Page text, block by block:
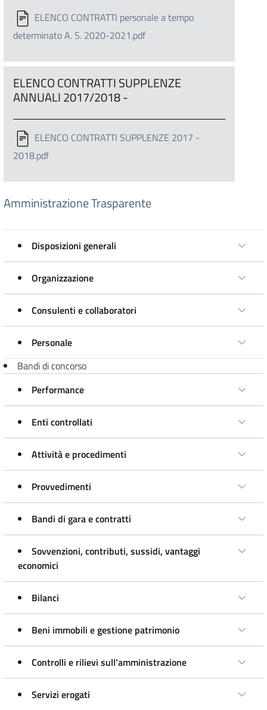
ELENCO CONTRATTI personale a tempo
determinato A. S. 2020-2021.pdf
ELENCO CONTRATTI SUPPLENZE
ANNUALI 2017/2018 -
ELENCO CONTRATTI SUPPLENZE 2017 -
2018.pdf
Amministrazione Trasparente
Disposizioni generali
Organizzazione
Consulenti e collaboratori
Personale
Bandi di concorso
Performance
Enti controllati
Attività e procedimenti
Provvedimenti
Bandi di gara e contratti
Sovvenzioni, contributi, sussidi, vantaggi
economici
Bilanci
Beni immobili e gestione patrimonio
Controlli e rilievi sull'amministrazione
Servizi erogati